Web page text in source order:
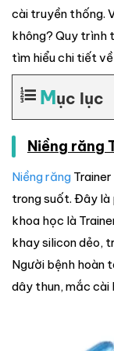
cài truyền thống.
không? Quy trình
tìm hiểu chi tiết
Mục lục
Niềng răng
Niềng răng
trong suốt. Đây là
khoa học là
khay silicon dẻo,
Người bệnh hoàn
dây thun, mắc cài